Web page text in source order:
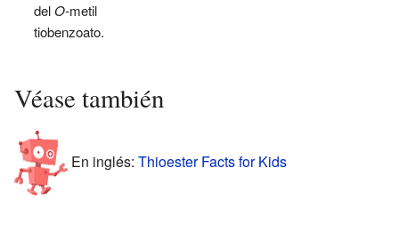
delO-metil
tiobenzoato.
Véase también
En inglés: Thioester Facts for Kids